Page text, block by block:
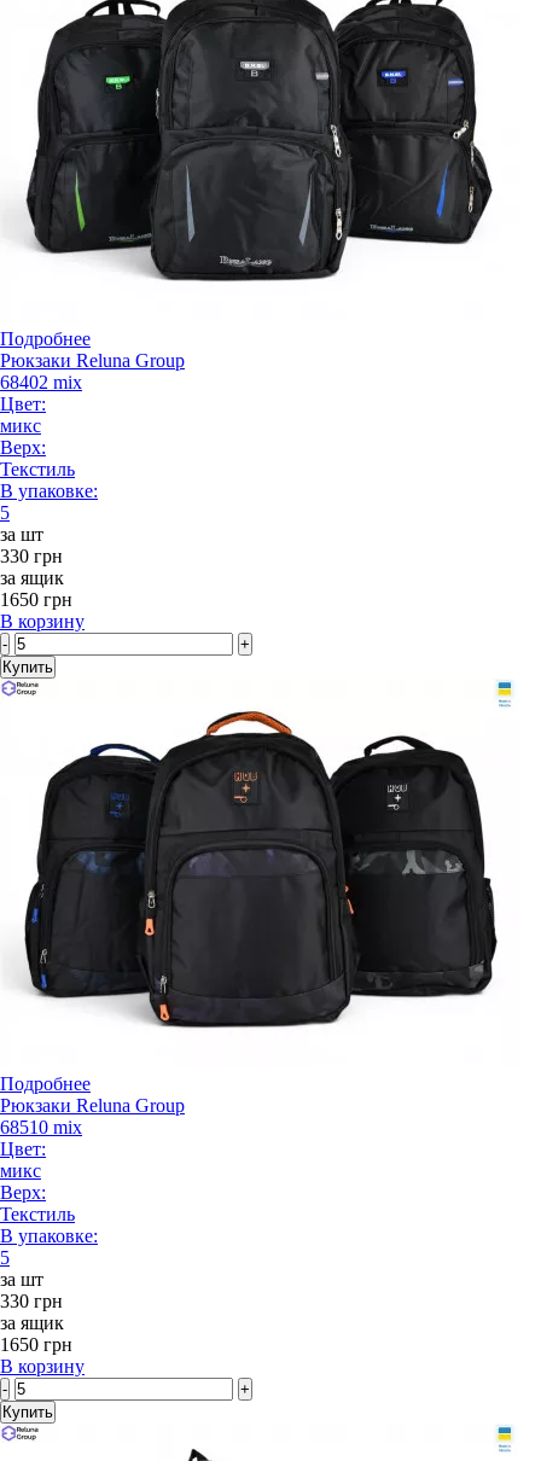
Подробнее
Рюкзаки Reluna Group
68402 mix
Цвет:
микс
Верх:
Текстиль
В упаковке:
5
за шт
330 грн
за ящик
1650 грн
В корзину
-
+
Купить
Подробнее
Рюкзаки Reluna Group
68510 mix
Цвет:
микс
Верх:
Текстиль
В упаковке:
5
за шт
330 грн
за ящик
1650 грн
В корзину
-
+
Купить